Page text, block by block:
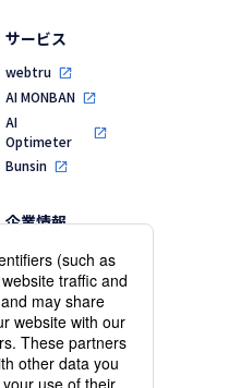
サービス
webtru
AI MONBAN
AI
Optimeter
Bunsin
企業情報
代表メッセージ
MVV・行動指針
会社概要・役員
一覧
沿革